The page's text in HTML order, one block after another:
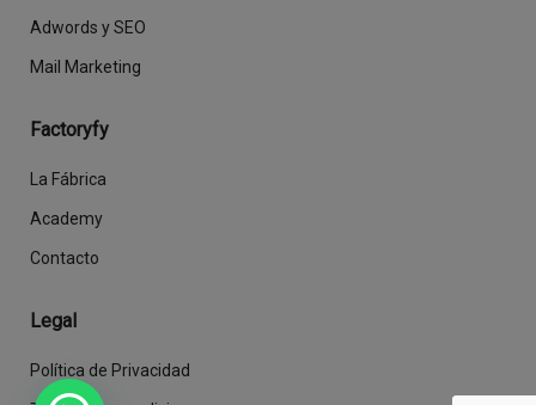
Adwords y SEO
Mail Marketing
Factoryfy
La Fábrica
Academy
Contacto
Legal
Política de Privacidad